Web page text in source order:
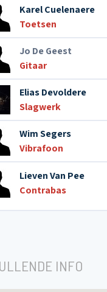
Karel Cuelenaere
Toetsen
Jo De Geest
Gitaar
Elias Devoldere
Slagwerk
Wim Segers
Vibrafoon
Lieven Van Pee
Contrabas
INFO